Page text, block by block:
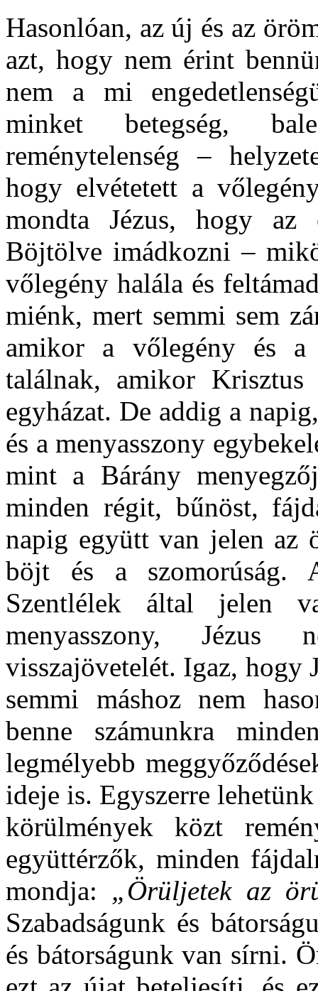
Hasonlóan, az új és az
azt, hogy nem érint
nem a mi
minket betegség,
reménytelenség –
hogy elvétetett a
mondta Jézus, hogy
Böjtölve imádkozni –
vőlegény halála és
miénk, mert semmi sem
amikor a vőlegény és a
találnak, amikor Krisztus
egyházat. De addig a
és a menyasszony
mint a Bárány
minden régit, bűnöst,
napig együtt van jelen az
böjt és a szomorúság.
Szentlélek által jelen
menyasszony,
visszajövetelét. Igaz, hogy
semmi máshoz nem
benne számunkra
legmélyebb
ideje is. Egyszerre
körülmények közt
együttérzők, minden
mondja: „Örüljetek az
Szabadságunk és
és bátorságunk van sírni.